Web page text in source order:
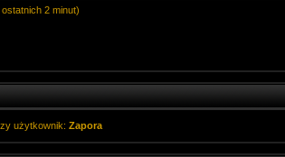
2 minut)
użytkownik: Zapora